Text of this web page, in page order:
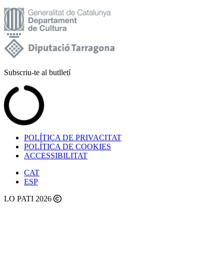
Subscriu-te al butlletí
POLÍTICA DE PRIVACITAT
POLÍTICA DE COOKIES
ACCESSIBILITAT
CAT
ESP
LO PATI 2026